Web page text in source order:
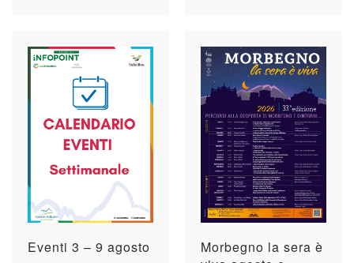
Eventi 3 – 9 agosto
Morbegno la sera è